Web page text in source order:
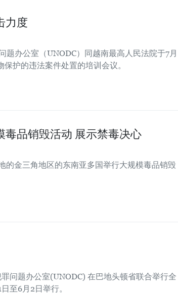
力度
办公室（UNODC）同越南最高人民法院于7月
护的违法案件处置的培训会议。
毒品销毁活动 展示禁毒决心
的金三角地区的东南亚多国举行大规模毒品销毁
问题办公室(UNODC) 在巴地头顿省联合举行全
至6月2日举行。